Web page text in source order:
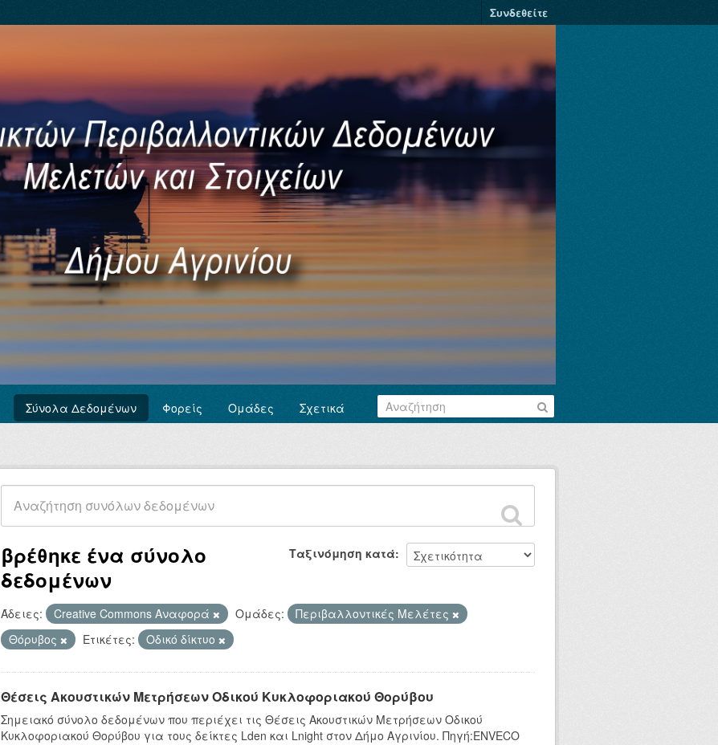
Συνδεθείτε
Σύνολα Δεδομένων Φορείς Ομάδες Σχετικά
Ταξινόμηση κατά
βρέθηκε ένα σύνολο
δεδομένων
Άδειες: Creative Commons Αναφορά Ομάδες:
Περιβαλλοντικές Μελέτες
Θόρυβος
Ετικέτες: Οδικό δίκτυο
Θέσεις Ακουστικών Μετρήσεων Οδικού Κυκλοφοριακού Θορύβου
Σημειακό σύνολο δεδομένων που περιέχει τις Θέσεις Ακουστικών Μετρήσεων Οδικού
Κυκλοφοριακού Θορύβου για τους δείκτες Lden και Lnight στον Δήμο Αγρινίου. Πηγή:ENVECO